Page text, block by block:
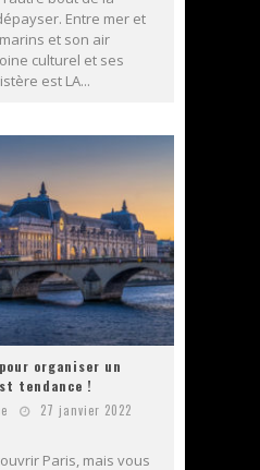
Entre mer et
et son air
culturel et ses
est LA...
organiser un
tendance !
27 janvier 2022
Paris, mais vous